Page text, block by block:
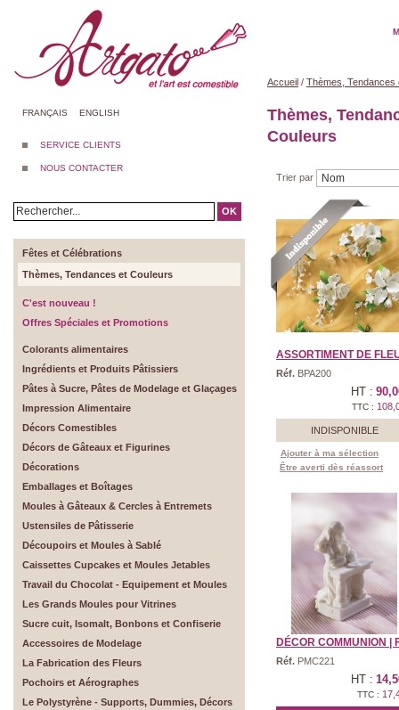
FRANÇAIS ENGLISH
SERVICE CLIENTS
NOUS CONTACTER
OK
Fêtes et Célébrations
Thèmes, Tendances et Couleurs
C'est nouveau !
Offres Spéciales et Promotions
Colorants alimentaires
Ingrédients et Produits Pâtissiers
Pâtes à Sucre, Pâtes de Modelage et Glaçages
Impression Alimentaire
Décors Comestibles
Décors de Gâteaux et Figurines
Décorations
Emballages et Boîtages
Moules à Gâteaux & Cercles à Entremets
Ustensiles de Pâtisserie
Découpoirs et Moules à Sablé
Caissettes Cupcakes et Moules Jetables
Travail du Chocolat - Equipement et Moules
Les Grands Moules pour Vitrines
Sucre cuit, Isomalt, Bonbons et Confiserie
Accessoires de Modelage
La Fabrication des Fleurs
Pochoirs et Aérographes
Le Polystyrène - Supports, Dummies, Décors
Accueil / Thèmes, Tendances
Thèmes,
Couleurs
Trier par
ASSORTIMENT DE
Réf. BPA200
HT :
TTC :
INDISPONIBLE
Ajouter à ma sélection
Être averti dès réassort
DÉCOR COMMUNION |
Réf. PMC221
HT :
TTC :